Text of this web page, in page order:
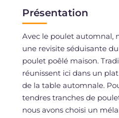
Présentation
Avec le poulet automnal,
une revisite séduisante
poulet poêlé maison.
réunissent ici dans un
de la table automnale.
tendres tranches de
nous avons choisi un